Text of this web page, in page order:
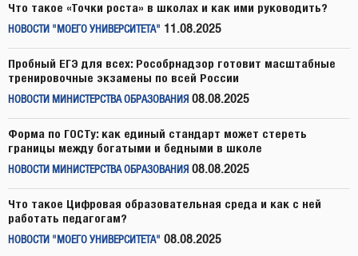
Что такое «Точки роста» в школах и как ими руководить?
НОВОСТИ "МОЕГО УНИВЕРСИТЕТА" 11.08.2025
Пробный ЕГЭ для всех: Рособрнадзор готовит масштабные
тренировочные экзамены по всей России
НОВОСТИ МИНИСТЕРСТВА ОБРАЗОВАНИЯ 08.08.2025
Форма по ГОСТу: как единый стандарт может стереть
границы между богатыми и бедными в школе
НОВОСТИ МИНИСТЕРСТВА ОБРАЗОВАНИЯ 08.08.2025
Что такое Цифровая образовательная среда и как с ней
работать педагогам?
НОВОСТИ "МОЕГО УНИВЕРСИТЕТА" 08.08.2025